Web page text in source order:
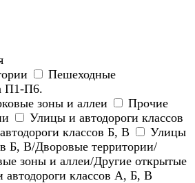
Пешеходные
П1-П6.
зоны и аллеи
Прочие
Улицы и автодороги классов
классов Б, В
Улицы
Б, В/Дворовые территории/
зоны и аллеи/Другие открытые
классов А, Б, В